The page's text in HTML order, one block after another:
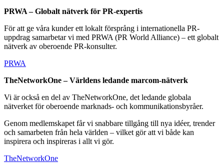
PRWA – Globalt nätverk för PR-expertis
För att ge våra kunder ett lokalt försprång i internationella PR-
uppdrag samarbetar vi med PRWA (PR World Alliance) – ett globalt
nätverk av oberoende PR-konsulter.
PRWA
TheNetworkOne – Världens ledande marcom-nätverk
Vi är också en del av TheNetworkOne, det ledande globala
nätverket för oberoende marknads- och kommunikationsbyråer.
Genom medlemskapet får vi snabbare tillgång till nya idéer, trender
och samarbeten från hela världen – vilket gör att vi både kan
inspirera och inspireras i allt vi gör.
TheNetworkOne